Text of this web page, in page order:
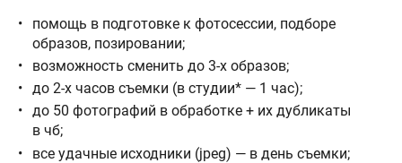
помощь в подготовке к фотосессии, подборе
образов, позировании;
возможность сменить до 3-х образов;
до 2-х часов съемки (в студии* — 1 час);
до 50 фотографий в обработке + их дубликаты
в чб;
все удачные исходники (jpeg) — в день съемки;